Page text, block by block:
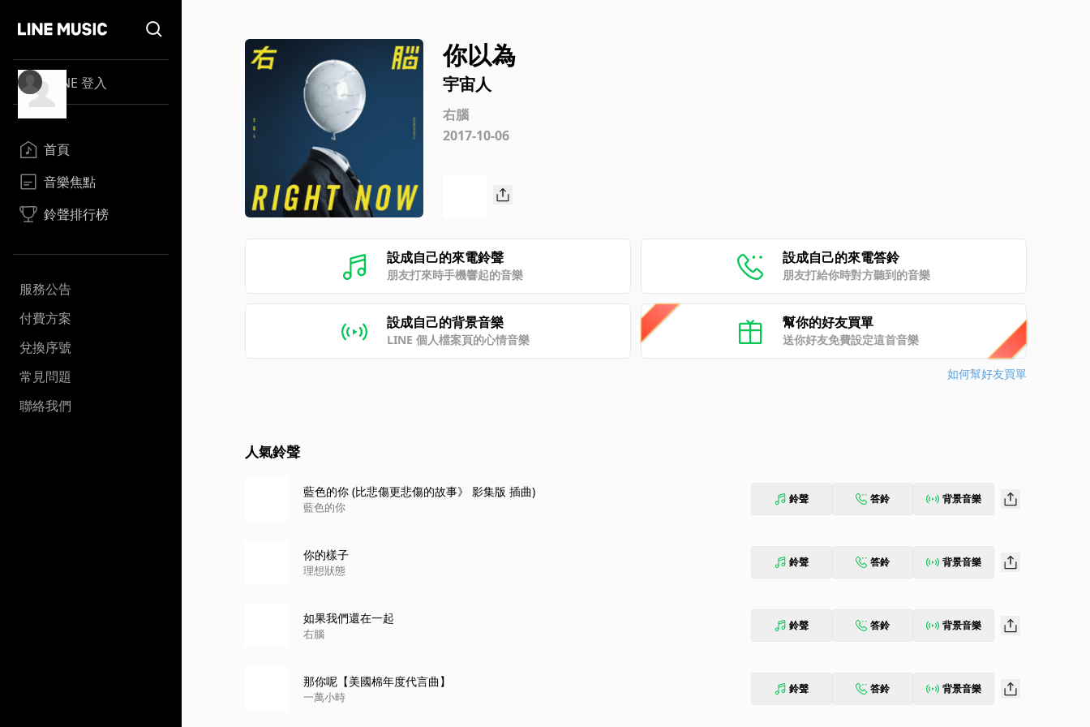
LINE 登入
首頁
音樂焦點
鈴聲排行榜
服務公告
付費方案
兌換序號
常見問題
聯絡我們
你以為
宇宙人
右腦
2017-10-06
設成自己的來電鈴聲
朋友打來時手機響起的音樂
設成自己的來電答鈴
朋友打給你時對方聽到的音樂
設成自己的背景音樂
LINE 個人檔案頁的心情音樂
幫你的好友買單
送你好友免費設定這首音樂
如何幫好友買單
人氣鈴聲
藍色的你 (比悲傷更悲傷的故事》 影集版 插曲)
藍色的你
鈴聲 答鈴 背景音樂
你的樣子
理想狀態
鈴聲 答鈴 背景音樂
如果我們還在一起
右腦
鈴聲 答鈴 背景音樂
那你呢【美國棉年度代言曲】
一萬小時
鈴聲 答鈴 背景音樂